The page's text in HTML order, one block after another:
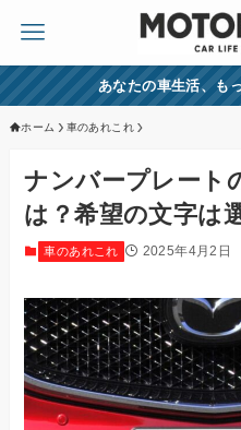
あなたの車生活、も
ホーム 車のあれこれ
ナンバープレート
は？希望の文字は
車のあれこれ 2025年4月2日